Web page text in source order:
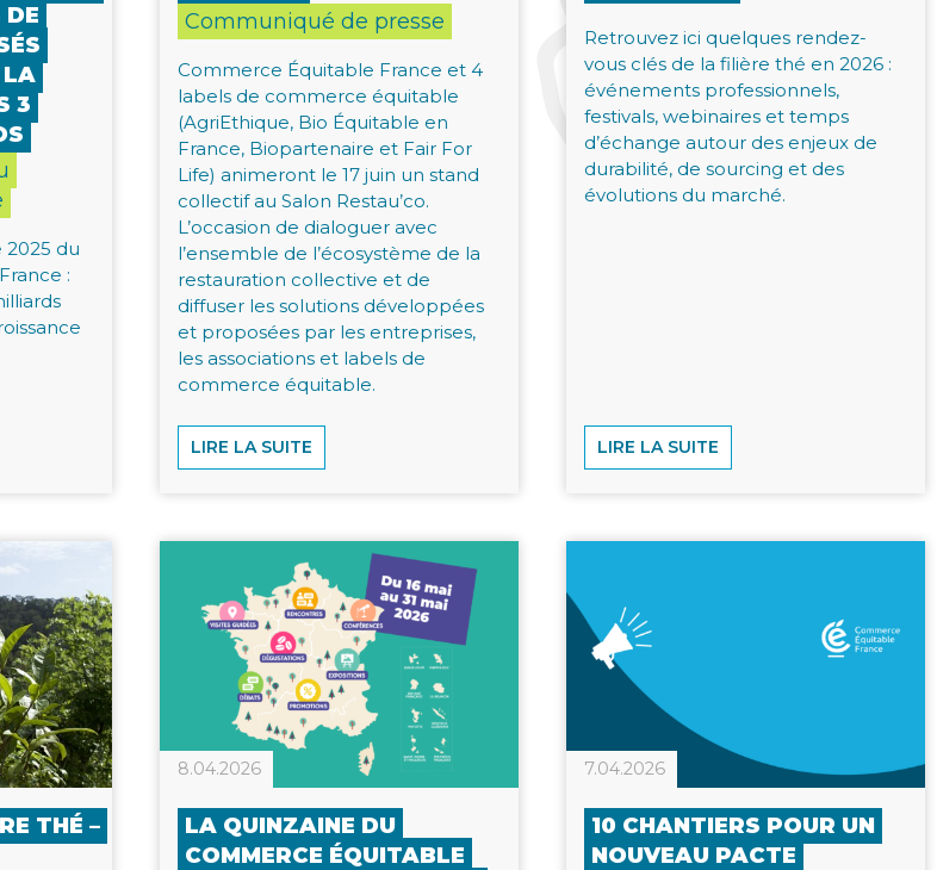
DE
LA
3
2025 du
:
Communiqué de presse
Commerce Équitable France et 4
labels de commerce équitable
(AgriEthique, Bio Équitable en
France, Biopartenaire et Fair For
Life) animeront le 17 juin un stand
collectif au Salon Restau’co.
L’occasion de dialoguer avec
l’ensemble de l’écosystème de la
restauration collective et de
diffuser les solutions développées
et proposées par les entreprises,
les associations et labels de
commerce équitable.
LIRE LA SUITE
Retrouvez ici quelques rendez-
vous clés de la filière thé en 2026 :
événements professionnels,
festivals, webinaires et temps
d’échange autour des enjeux de
durabilité, de sourcing et des
évolutions du marché.
LIRE LA SUITE
THÉ –
8.04.2026
LA QUINZAINE DU
COMMERCE ÉQUITABLE
7.04.2026
10 CHANTIERS POUR UN
NOUVEAU PACTE